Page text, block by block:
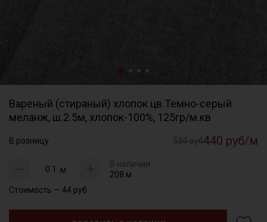
Вареный (стираный) хлопок цв.Темно-серый
меланж, ш.2.5м, хлопок-100%, 125гр/м.кв
В розницу 550 руб440 руб/м
м
В наличии
208 м
Стоимость — 44 руб